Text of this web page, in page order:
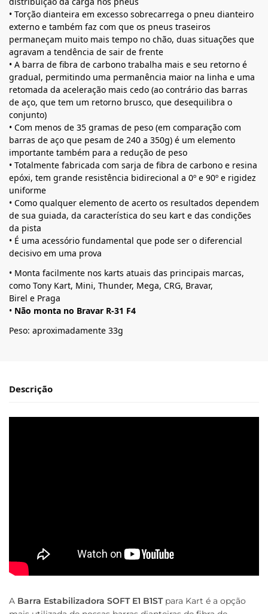
• Torção dianteira em excesso sobrecarrega o pneu dianteiro
externo e também faz com que os pneus traseiros
permaneçam muito mais tempo no chão, duas situações que
agravam a tendência de sair de frente
• A barra de fibra de carbono trabalha mais e seu retorno é
gradual, permitindo uma permanência maior na linha e uma
retomada da aceleração mais cedo (ao contrário das barras
de aço, que tem um retorno brusco, que desequilibra o
conjunto)
• Com menos de 35 gramas de peso (em comparação com
barras de aço que pesam de 240 a 350g) é um elemento
importante também para a redução de peso
• Totalmente fabricada com sarja de fibra de carbono e resina
epóxi, tem grande resistência bidirecional a 0º e 90º e rigidez
uniforme
• Como qualquer elemento de acerto os resultados dependem
de sua guiada, da característica do seu kart e das condições
da pista
• É uma acessório fundamental que pode ser o diferencial
decisivo em uma prova
• Monta facilmente nos karts atuais das principais marcas,
como Tony Kart, Mini, Thunder, Mega, CRG, Bravar,
Birel e Praga
• Não monta no Bravar R-31 F4
Peso: aproximadamente 33g
Descrição
A Barra Estabilizadora SOFT E1 B1STpara Kart é a opção